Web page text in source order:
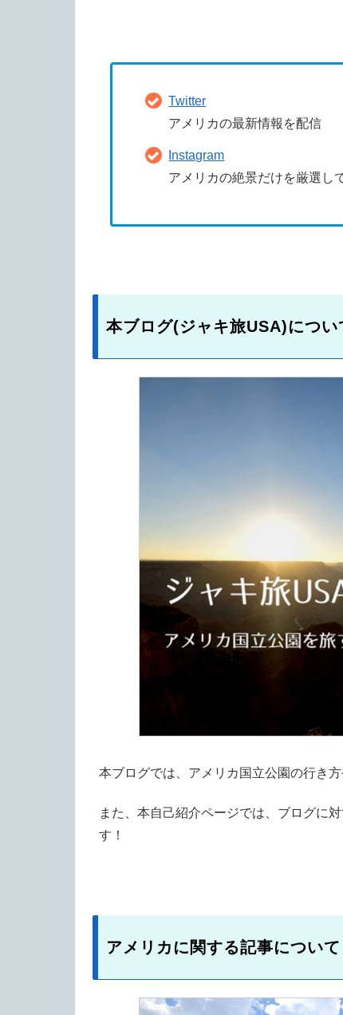
Twitter
アメリカの最新情報を配信
Instagram
アメリカの絶景だけを厳選し
本ブログ(ジャキ旅USA)につい
本ブログでは、アメリカ国立公園の行き
また、本自己紹介ページでは、ブログに
す！
アメリカに関する記事について